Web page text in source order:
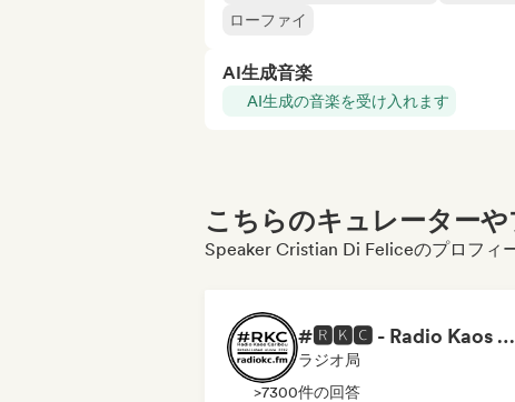
ローファイ
AI生成音楽
AI生成の音楽を受け入れます
こちらのキュレーター
Speaker Cristian Di Feliceのプロフィ
#🆁🅺🅲 - Radio Kaos Caribou
ラジオ局
>7300件の回答